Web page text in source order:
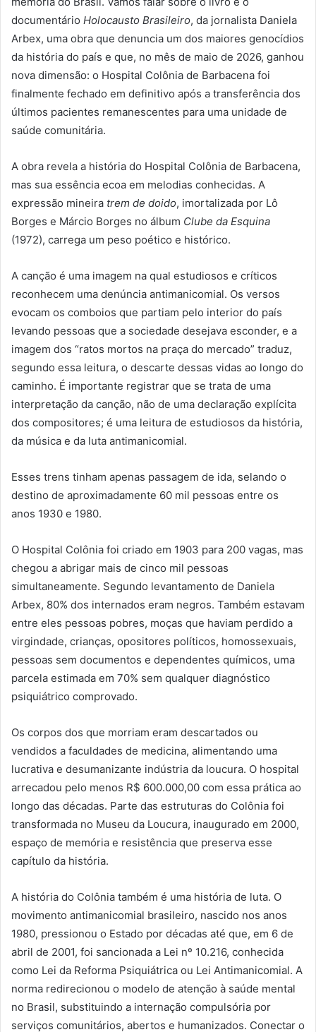
documentário Holocausto Brasileiro, da jornalista Daniela
Arbex, uma obra que denuncia um dos maiores genocídios
da história do país e que, no mês de maio de 2026, ganhou
nova dimensão: o Hospital Colônia de Barbacena foi
finalmente fechado em definitivo após a transferência dos
últimos pacientes remanescentes para uma unidade de
saúde comunitária.
A obra revela a história do Hospital Colônia de Barbacena,
mas sua essência ecoa em melodias conhecidas. A
expressão mineira trem de doido, imortalizada por Lô
Borges e Márcio Borges no álbum Clube da Esquina
(1972), carrega um peso poético e histórico.
A canção é uma imagem na qual estudiosos e críticos
reconhecem uma denúncia antimanicomial. Os versos
evocam os comboios que partiam pelo interior do país
levando pessoas que a sociedade desejava esconder, e a
imagem dos “ratos mortos na praça do mercado” traduz,
segundo essa leitura, o descarte dessas vidas ao longo do
caminho. É importante registrar que se trata de uma
interpretação da canção, não de uma declaração explícita
dos compositores; é uma leitura de estudiosos da história,
da música e da luta antimanicomial.
Esses trens tinham apenas passagem de ida, selando o
destino de aproximadamente 60 mil pessoas entre os
anos 1930 e 1980.
O Hospital Colônia foi criado em 1903 para 200 vagas, mas
chegou a abrigar mais de cinco mil pessoas
simultaneamente. Segundo levantamento de Daniela
Arbex, 80% dos internados eram negros. Também estavam
entre eles pessoas pobres, moças que haviam perdido a
virgindade, crianças, opositores políticos, homossexuais,
pessoas sem documentos e dependentes químicos, uma
parcela estimada em 70% sem qualquer diagnóstico
psiquiátrico comprovado.
Os corpos dos que morriam eram descartados ou
vendidos a faculdades de medicina, alimentando uma
lucrativa e desumanizante indústria da loucura. O hospital
arrecadou pelo menos R$ 600.000,00 com essa prática ao
longo das décadas. Parte das estruturas do Colônia foi
transformada no Museu da Loucura, inaugurado em 2000,
espaço de memória e resistência que preserva esse
capítulo da história.
A história do Colônia também é uma história de luta. O
movimento antimanicomial brasileiro, nascido nos anos
1980, pressionou o Estado por décadas até que, em 6 de
abril de 2001, foi sancionada a Lei nº 10.216, conhecida
como Lei da Reforma Psiquiátrica ou Lei Antimanicomial. A
norma redirecionou o modelo de atenção à saúde mental
no Brasil, substituindo a internação compulsória por
serviços comunitários, abertos e humanizados. Conectar o